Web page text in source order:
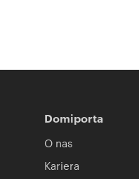
Domiporta
O nas
Kariera